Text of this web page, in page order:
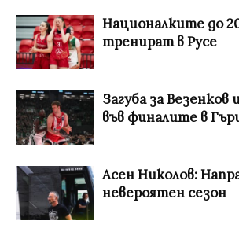
Националките до
тренират в Русе
Загуба за
във финалите в
Асен Николов:
невероятен сезон